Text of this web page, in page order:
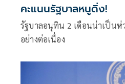
คะแนนรัฐบาลหนูดิ่ง!
รัฐบาลอนุทิน 2 เดือนน่าเป็น
อย่างต่อเนื่อง